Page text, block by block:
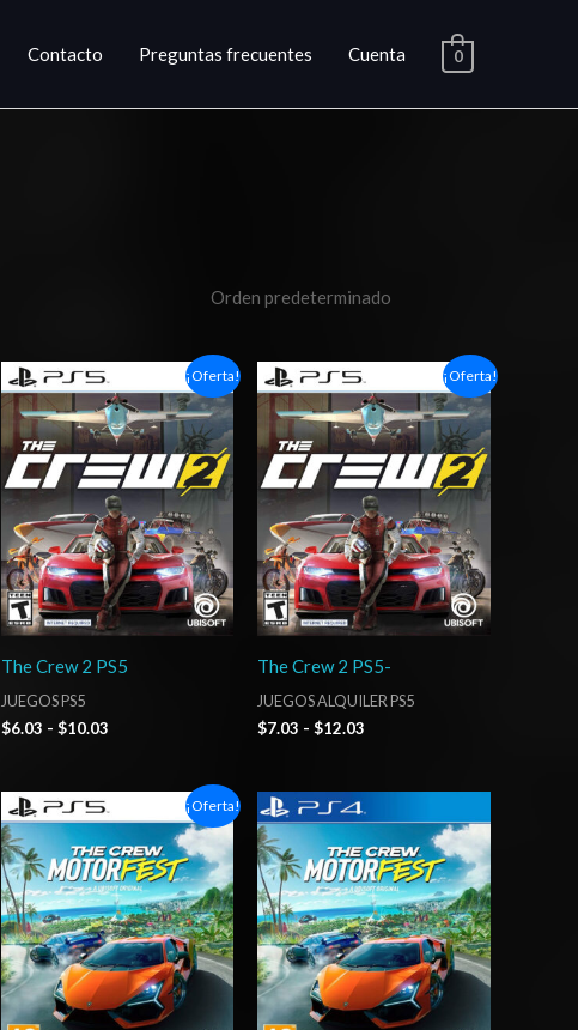
Contacto Preguntas frecuentes Cuenta 0
¡Oferta!
The Crew 2 PS5
JUEGOS PS5
$6.03 - $10.03
de
precios:
desde
$6.03
hasta
$10.03
¡Oferta!
The Crew 2 PS5-
JUEGOS ALQUILER PS5
$7.03 - $12.03
de
precios:
desde
$7.03
hasta
$12.03
¡Oferta!
Rango
de
desde
$5.00
hasta
$8.00
Rango
de
precios:
desde
$5.00
hasta
$8.00